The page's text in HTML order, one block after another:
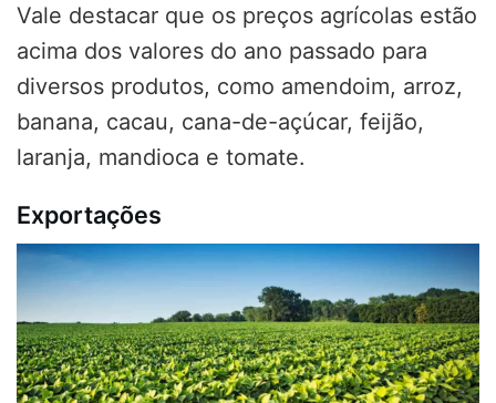
Vale destacar que os preços agrícolas estão
acima dos valores do ano passado para
diversos produtos, como amendoim, arroz,
banana, cacau, cana-de-açúcar, feijão,
laranja, mandioca e tomate.
Exportações